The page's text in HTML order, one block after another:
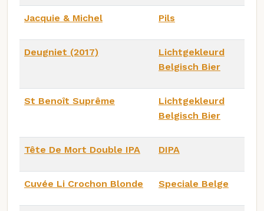
Jacquie & Michel Pils
Deugniet (2017)
Lichtgekleurd
Belgisch Bier
St Benoît Suprême
Lichtgekleurd
Belgisch Bier
Tête De Mort Double IPA DIPA
Cuvée Li Crochon Blonde Speciale Belge